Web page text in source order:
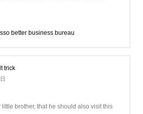
better business bureau
trick
little brother, that he should also visit this